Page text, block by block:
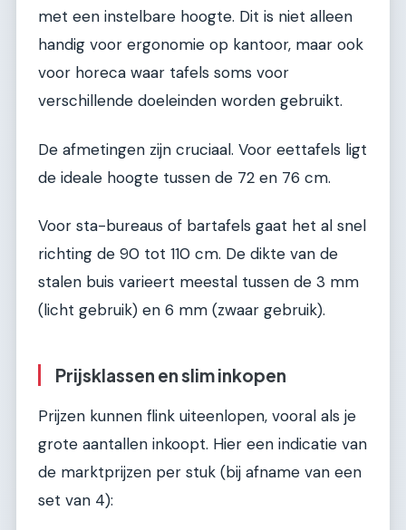
met een instelbare hoogte. Dit is niet alleen
handig voor ergonomie op kantoor, maar ook
voor horeca waar tafels soms voor
verschillende doeleinden worden gebruikt.
De afmetingen zijn cruciaal. Voor eettafels ligt
de ideale hoogte tussen de 72 en 76 cm.
Voor sta-bureaus of bartafels gaat het al snel
richting de 90 tot 110 cm. De dikte van de
stalen buis varieert meestal tussen de 3 mm
(licht gebruik) en 6 mm (zwaar gebruik).
Prijsklassen en slim inkopen
Prijzen kunnen flink uiteenlopen, vooral als je
grote aantallen inkoopt. Hier een indicatie van
de marktprijzen per stuk (bij afname van een
set van 4):